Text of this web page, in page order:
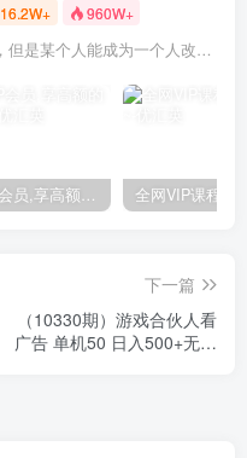
16.2W+ 960W+
没人能改变另一个人，但是某个人能成为一个人改变的原因
加入VIP会员,享高额的推广提成
下一篇
（10330期）游戏合伙人看
广告 单机50 日入500+无需